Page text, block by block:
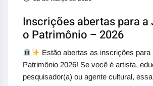
Inscrições abertas para a
o Patrimônio – 2026
Estão abertas as inscrições para
Patrimônio 2026! Se você é artista,
pesquisador(a) ou agente cultural,